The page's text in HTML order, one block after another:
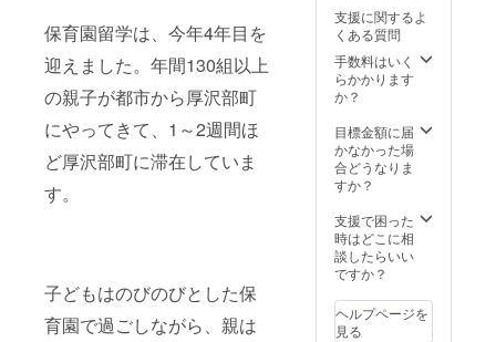
保育園留学は、今年4年目を
迎えました。年間130組以上
の親子が都市から厚沢部町
にやってきて、1～2週間ほ
ど厚沢部町に滞在していま
す。
子どもはのびのびとした保
育園で過ごしながら、親は
ます。
商品開
封前に
は必ず
ターン
に貼付
された
書きを
ご確認
くださ
い。
案内し
ます。
支援に関するよ
くある質問
手数料はいく
らかかります
か？
目標金額に届
かなかった場
合どうなりま
すか？
支援で困った
時はどこに相
談したらいい
ですか？
ヘルプページを
見る